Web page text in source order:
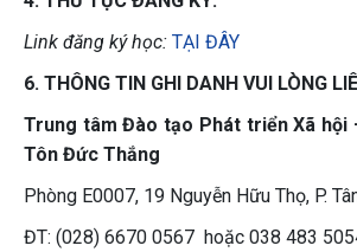
Link đăng ký học: TẠI ĐÂY
6. THÔNG TIN GHI DANH VUI LÒNG
Trung tâm Đào tạo Phát triển Xã hội
Tôn Đức Thắng
Phòng E0007, 19 Nguyễn Hữu Thọ, P.
ĐT: (028) 6670 0567 hoặc 038 483